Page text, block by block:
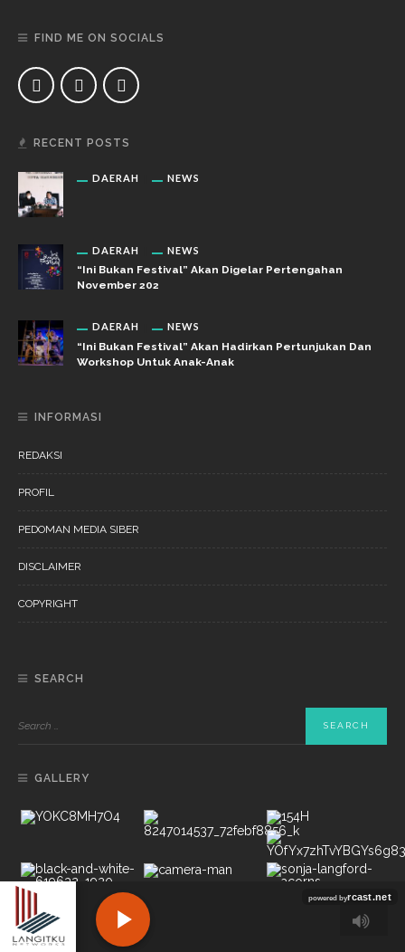
FIND ME ON SOCIALS
RECENT POSTS
DAERAH NEWS
DAERAH NEWS
“Ini Bukan Festival” Akan Digelar Pertengahan
November 202
DAERAH NEWS
“Ini Bukan Festival” Akan Hadirkan Pertunjukan Dan
Workshop Untuk Anak-Anak
INFORMASI
REDAKSI
PROFIL
PEDOMAN MEDIA SIBER
DISCLAIMER
COPYRIGHT
SEARCH
GALLERY
Copyright ©2022 PT LANGITKU MEDIA NETWORKS